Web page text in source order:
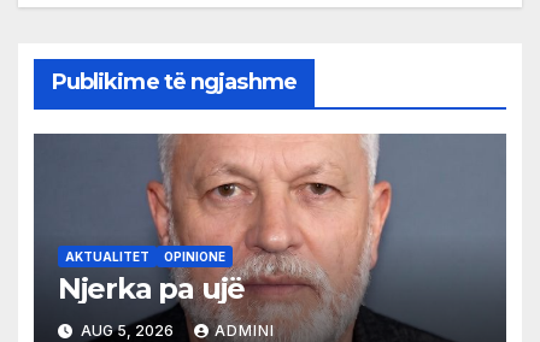
Publikime të ngjashme
AKTUALITET OPINIONE
Njerka pa ujë
AUG 5, 2026 ADMINI